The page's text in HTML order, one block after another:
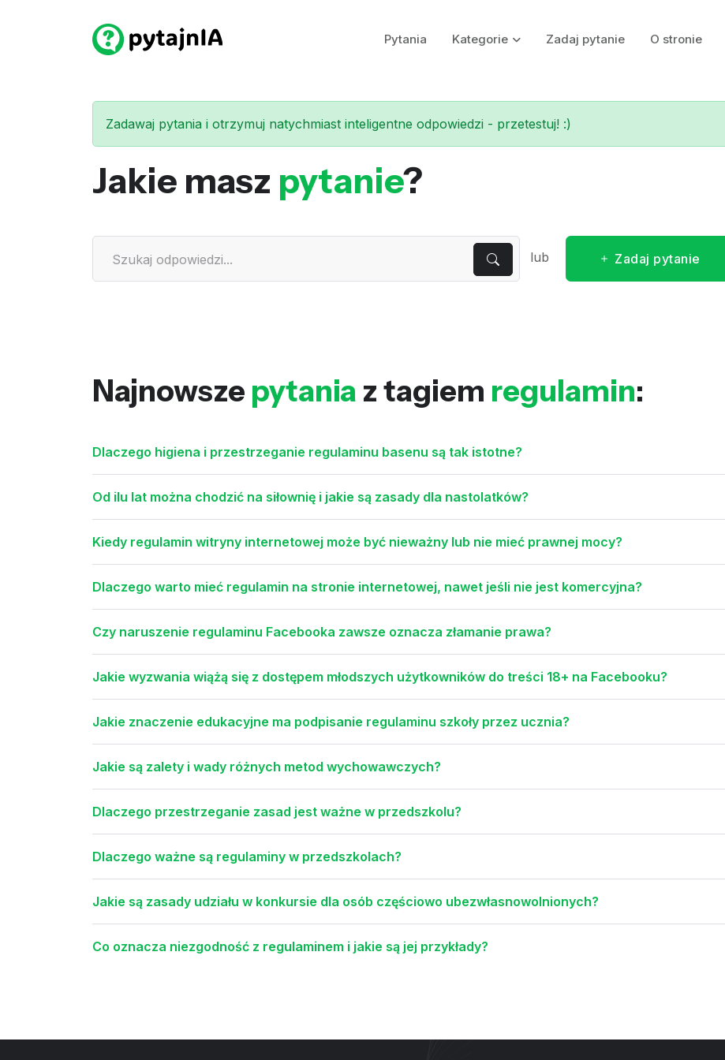
Pytania Kategorie Zadaj pytanie O stronie
Zadawaj pytania i otrzymuj natychmiast inteligentne odpowiedzi - przetestuj! :)
Jakie masz pytanie?
lub Zadaj pytanie
Najnowsze pytania z tagiem regulamin:
Dlaczego higiena i przestrzeganie regulaminu basenu są tak istotne?
Od ilu lat można chodzić na siłownię i jakie są zasady dla nastolatków?
Kiedy regulamin witryny internetowej może być nieważny lub nie mieć prawnej mocy?
Dlaczego warto mieć regulamin na stronie internetowej, nawet jeśli nie jest komercyjna?
Czy naruszenie regulaminu Facebooka zawsze oznacza złamanie prawa?
Jakie wyzwania wiążą się z dostępem młodszych użytkowników do treści 18+ na Facebooku?
Jakie znaczenie edukacyjne ma podpisanie regulaminu szkoły przez ucznia?
Jakie są zalety i wady różnych metod wychowawczych?
Dlaczego przestrzeganie zasad jest ważne w przedszkolu?
Dlaczego ważne są regulaminy w przedszkolach?
Jakie są zasady udziału w konkursie dla osób częściowo ubezwłasnowolnionych?
Co oznacza niezgodność z regulaminem i jakie są jej przykłady?